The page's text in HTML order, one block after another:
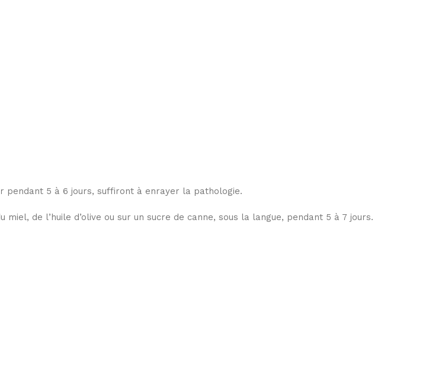
pendant 5 à 6 jours, suffiront à enrayer la pathologie.
de l’huile d’olive ou sur un sucre de canne, sous la langue, pendant 5 à 7 jours.